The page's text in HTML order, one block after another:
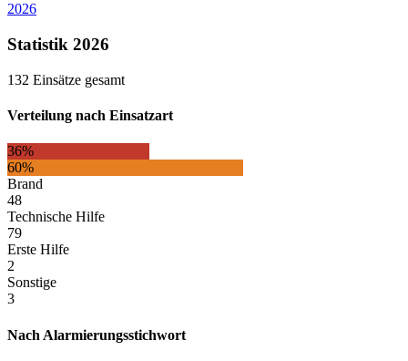
2026
Statistik 2026
132 Einsätze gesamt
Verteilung nach Einsatzart
36%
60%
Brand
48
Technische Hilfe
79
Erste Hilfe
2
Sonstige
3
Nach Alarmierungsstichwort